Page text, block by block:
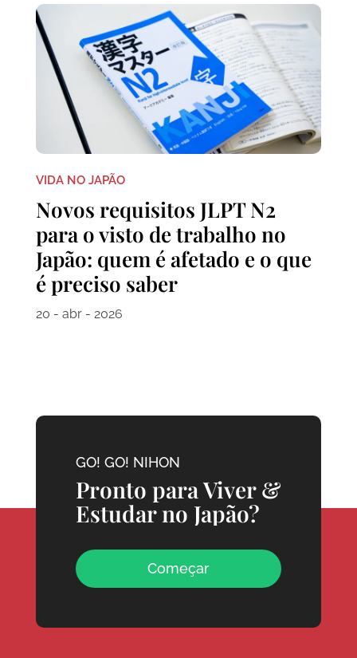
VIDA NO JAPÃO
Novos requisitos JLPT N2
para o visto de trabalho no
Japão: quem é afetado e o que
é preciso saber
20 - abr - 2026
GO! GO! NIHON
Pronto para Viver &
Estudar no Japão?
Começar